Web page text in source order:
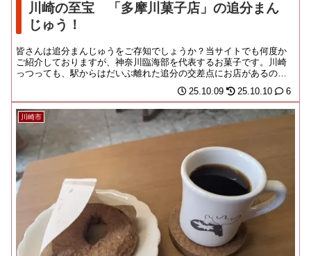
川崎の至宝 「多摩川菓子店」の追分まん
じゅう！
皆さんは追分まんじゅうをご存知でしょうか？当サイトでも何度か
ご紹介しておりますが、神奈川臨海部を代表するお菓子です。川崎
っつっても、駅からはだいぶ離れた追分の交差点にお店があるの
25.10.09 25.10.10 6
川崎市